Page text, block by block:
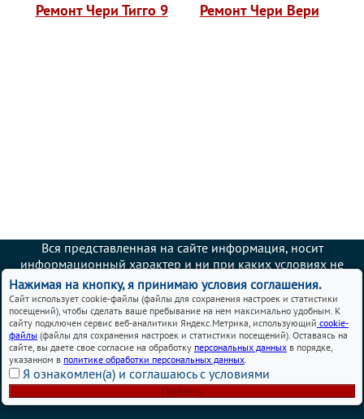
Нажимая на кнопку, я принимаю условия соглашения.
Сайт использует cookie-файлы (файлы для сохранения настроек и статистики
посещений), чтобы сделать ваше пребывание на нем максимально удобным. К
сайту подключен сервис веб-аналитики Яндекс.Метрика, использующий cookie-
файлы (файлы для сохранения настроек и статистики посещений). Оставаясь на
сайте, вы даете свое согласие на обработку персональных данных в порядке,
указанном в политике обработки персональных данных.
Я ознакомлен(а) и соглашаюсь с условиями
Принять
Ремонт Чери Тигго 9 Ремонт Чери Вери
Вся представленная на сайте информация, носит
информационный характер и ни при каких условиях не
является публичной офертой.
Автосервисы Chery в Москве – ремонт и обслуживание
автомобилей
Политика использования cookies
Согласие на обработку персональных данных
Политика обработки персональных данных